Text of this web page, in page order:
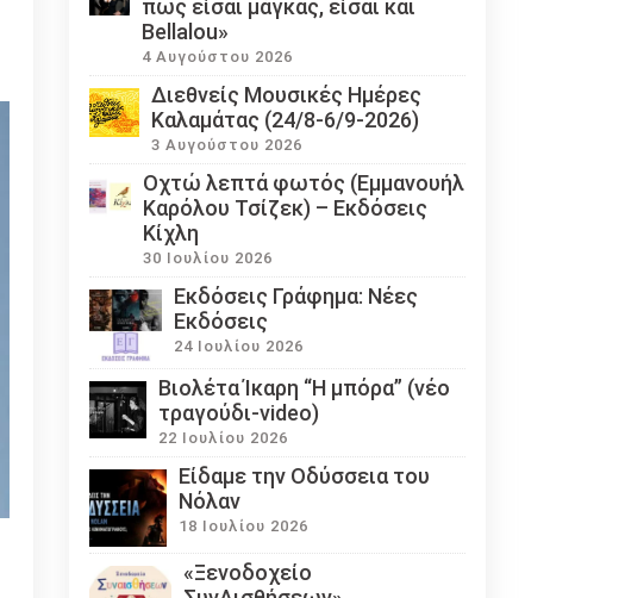
πως είσαι μάγκας, είσαι και
Bellalou»
4 Αυγούστου 2026
Διεθνείς Μουσικές Ημέρες
Καλαμάτας (24/8-6/9-2026)
3 Αυγούστου 2026
Οχτώ λεπτά φωτός (Εμμανουήλ
Καρόλου Τσίζεκ) – Εκδόσεις
Κίχλη
30 Ιουλίου 2026
Εκδόσεις Γράφημα: Νέες
Εκδόσεις
24 Ιουλίου 2026
Βιολέτα Ίκαρη “Η μπόρα” (νέο
τραγούδι-video)
22 Ιουλίου 2026
Eίδαμε την Οδύσσεια του
Νόλαν
18 Ιουλίου 2026
«Ξενοδοχείο